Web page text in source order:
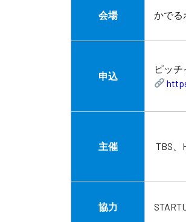
会場 かでる
申込
ピッ
主催 TBS、
協力